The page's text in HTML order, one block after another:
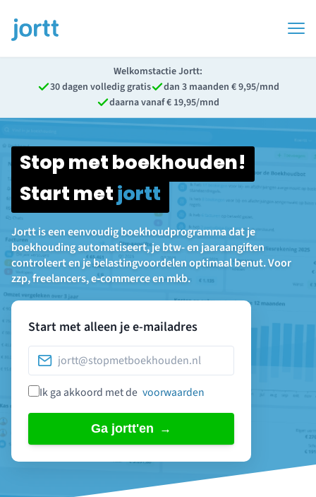
Welkomstactie Jortt:
30 dagen volledig gratis
dan 3 maanden € 9,95/mnd
daarna vanaf € 19,95/mnd
Stop met boekhouden!
Start metjortt
Jortt is een eenvoudig boekhoudprogramma dat je
boekhouding automatiseert, je btw- en jaaraangiften
controleert en je belastingvoordelen optimaal benut. Voor
zzp, freelancers, e‑commerce en mkb.
Start met alleen je e-mailadres
Ik ga akkoord met de voorwaarden
Ga jortt'en